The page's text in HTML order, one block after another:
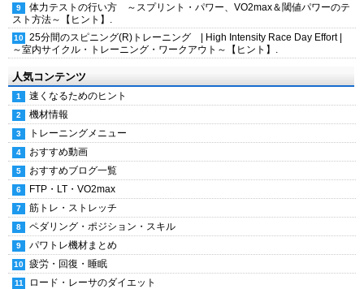
体力テストの行い方 ～スプリント・パワー、VO2max＆閾値パワーのテ
スト方法～【ヒント】.
25分間のスピニング(R)トレーニング | High Intensity Race Day Effort |
～室内サイクル・トレーニング・ワークアウト～【ヒント】.
人気コンテンツ
速くなるためのヒント
機材情報
トレーニングメニュー
おすすめ動画
おすすめブログ一覧
FTP・LT・VO2max
筋トレ・ストレッチ
ペダリング・ポジション・スキル
パワトレ機材まとめ
疲労・回復・睡眠
ロード・レーサのダイエット